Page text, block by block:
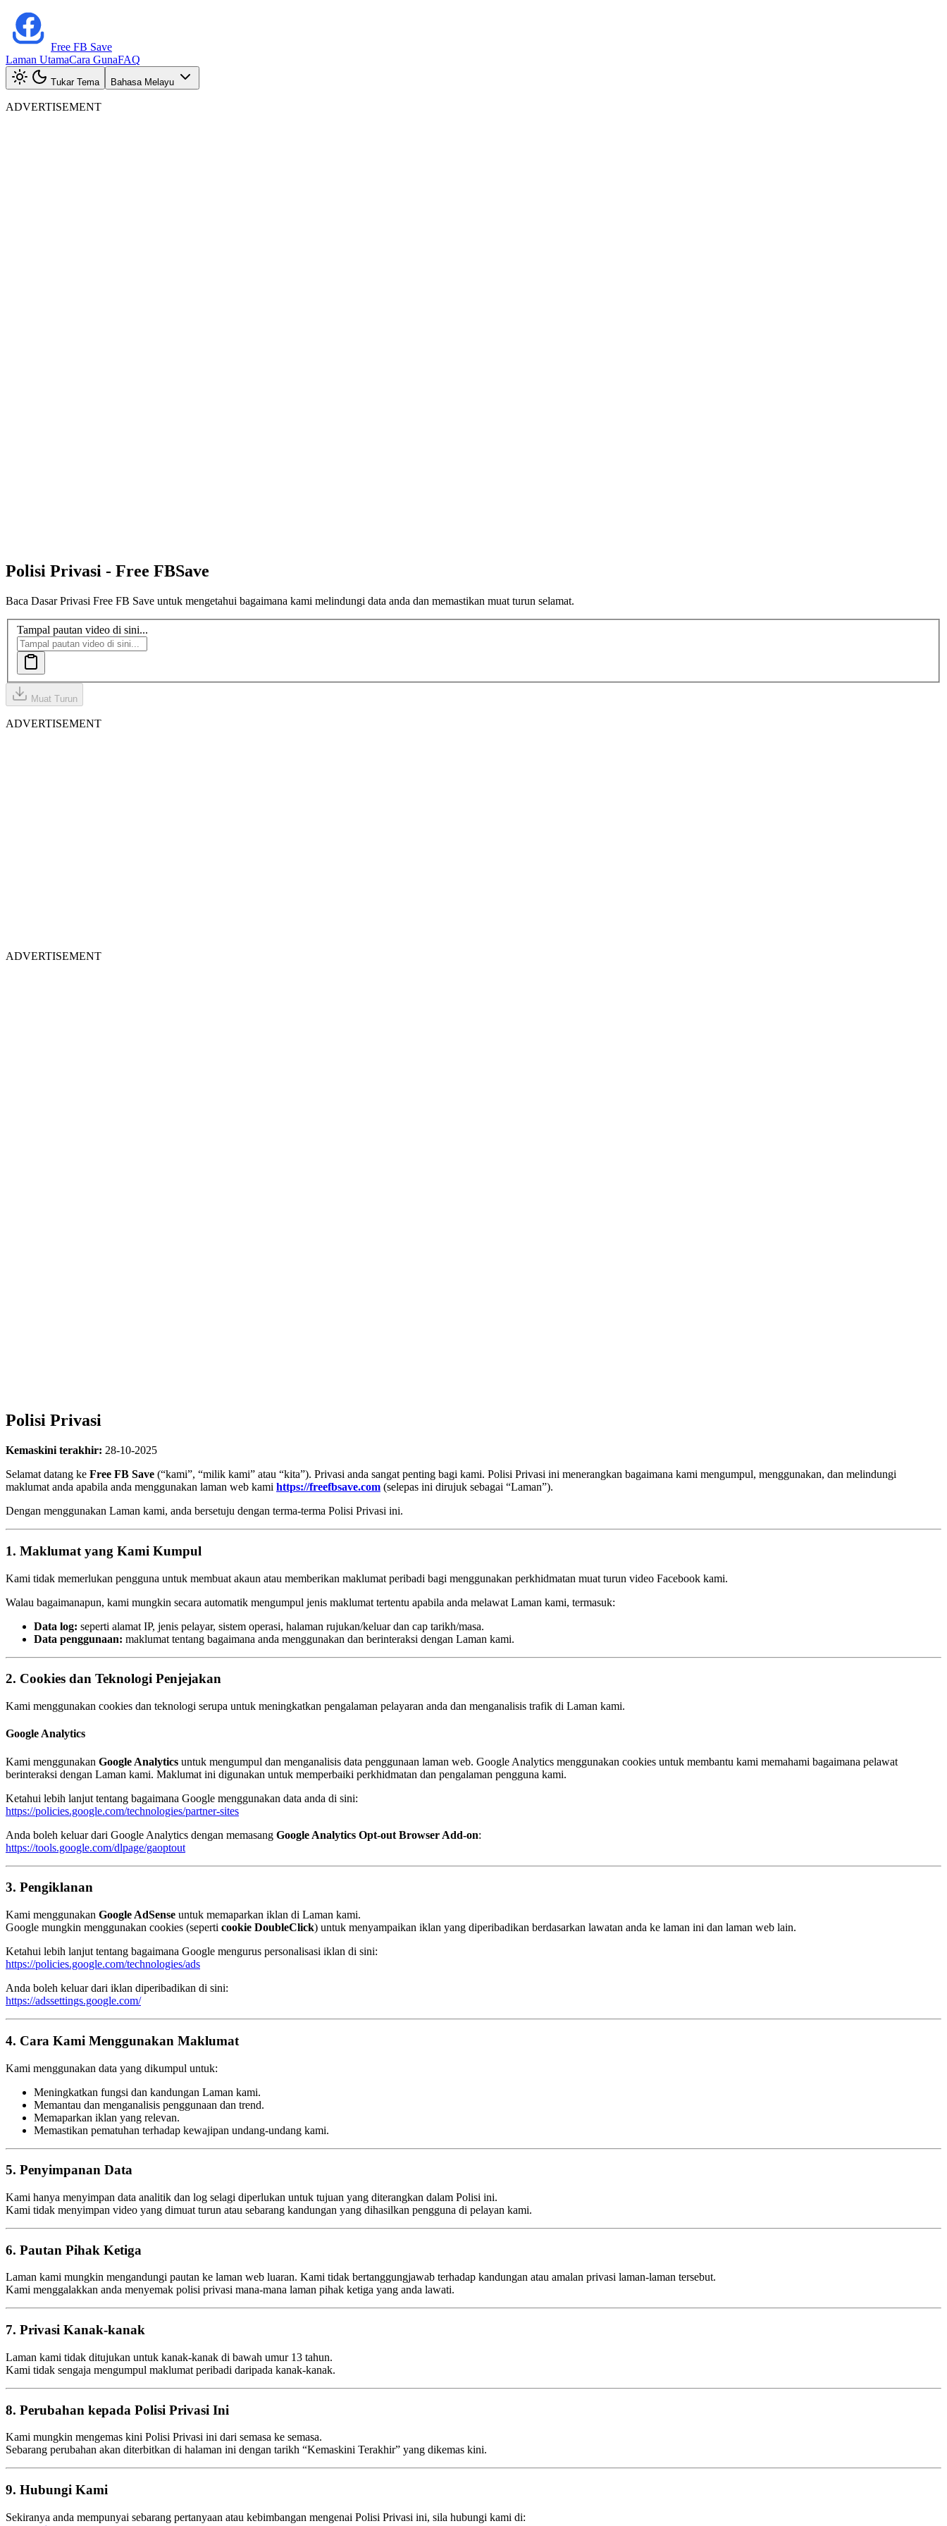
Free FB Save
Laman UtamaCara GunaFAQ
Tukar Tema Bahasa Melayu
ADVERTISEMENT
Polisi Privasi - Free FBSave
Baca Dasar Privasi Free FB Save untuk mengetahui bagaimana kami melindungi data anda dan memastikan muat turun selamat.
Tampal pautan video di sini...
Muat Turun
ADVERTISEMENT
ADVERTISEMENT
Polisi Privasi
Kemaskini terakhir: 28-10-2025
Selamat datang ke Free FB Save (“kami”, “milik kami” atau “kita”). Privasi anda sangat penting bagi kami. Polisi Privasi ini menerangkan bagaimana kami mengumpul, menggunakan, dan melindungi
maklumat anda apabila anda menggunakan laman web kami https://freefbsave.com (selepas ini dirujuk sebagai “Laman”).
Dengan menggunakan Laman kami, anda bersetuju dengan terma-terma Polisi Privasi ini.
1. Maklumat yang Kami Kumpul
Kami tidak memerlukan pengguna untuk membuat akaun atau memberikan maklumat peribadi bagi menggunakan perkhidmatan muat turun video Facebook kami.
Walau bagaimanapun, kami mungkin secara automatik mengumpul jenis maklumat tertentu apabila anda melawat Laman kami, termasuk:
Data log: seperti alamat IP, jenis pelayar, sistem operasi, halaman rujukan/keluar dan cap tarikh/masa.
Data penggunaan: maklumat tentang bagaimana anda menggunakan dan berinteraksi dengan Laman kami.
2. Cookies dan Teknologi Penjejakan
Kami menggunakan cookies dan teknologi serupa untuk meningkatkan pengalaman pelayaran anda dan menganalisis trafik di Laman kami.
Google Analytics
Kami menggunakan Google Analytics untuk mengumpul dan menganalisis data penggunaan laman web. Google Analytics menggunakan cookies untuk membantu kami memahami bagaimana pelawat
berinteraksi dengan Laman kami. Maklumat ini digunakan untuk memperbaiki perkhidmatan dan pengalaman pengguna kami.
Ketahui lebih lanjut tentang bagaimana Google menggunakan data anda di sini:
https://policies.google.com/technologies/partner-sites
Anda boleh keluar dari Google Analytics dengan memasang Google Analytics Opt-out Browser Add-on:
https://tools.google.com/dlpage/gaoptout
3. Pengiklanan
Kami menggunakan Google AdSense untuk memaparkan iklan di Laman kami.
Google mungkin menggunakan cookies (seperti cookie DoubleClick) untuk menyampaikan iklan yang diperibadikan berdasarkan lawatan anda ke laman ini dan laman web lain.
Ketahui lebih lanjut tentang bagaimana Google mengurus personalisasi iklan di sini:
https://policies.google.com/technologies/ads
Anda boleh keluar dari iklan diperibadikan di sini:
https://adssettings.google.com/
4. Cara Kami Menggunakan Maklumat
Kami menggunakan data yang dikumpul untuk:
Meningkatkan fungsi dan kandungan Laman kami.
Memantau dan menganalisis penggunaan dan trend.
Memaparkan iklan yang relevan.
Memastikan pematuhan terhadap kewajipan undang-undang kami.
5. Penyimpanan Data
Kami hanya menyimpan data analitik dan log selagi diperlukan untuk tujuan yang diterangkan dalam Polisi ini.
Kami tidak menyimpan video yang dimuat turun atau sebarang kandungan yang dihasilkan pengguna di pelayan kami.
6. Pautan Pihak Ketiga
Laman kami mungkin mengandungi pautan ke laman web luaran. Kami tidak bertanggungjawab terhadap kandungan atau amalan privasi laman-laman tersebut.
Kami menggalakkan anda menyemak polisi privasi mana-mana laman pihak ketiga yang anda lawati.
7. Privasi Kanak-kanak
Laman kami tidak ditujukan untuk kanak-kanak di bawah umur 13 tahun.
Kami tidak sengaja mengumpul maklumat peribadi daripada kanak-kanak.
8. Perubahan kepada Polisi Privasi Ini
Kami mungkin mengemas kini Polisi Privasi ini dari semasa ke semasa.
Sebarang perubahan akan diterbitkan di halaman ini dengan tarikh “Kemaskini Terakhir” yang dikemas kini.
9. Hubungi Kami
Sekiranya anda mempunyai sebarang pertanyaan atau kebimbangan mengenai Polisi Privasi ini, sila hubungi kami di: